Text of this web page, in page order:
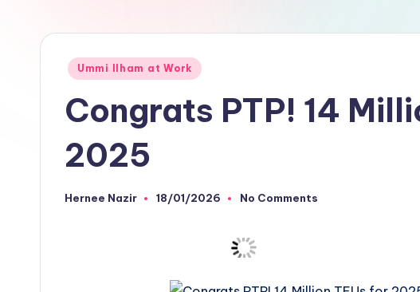
Posted
Ummi Ilham at Work
Congrats PTP! 14
2025
Posted
Hernee Nazir 18/01/2026 No Comments